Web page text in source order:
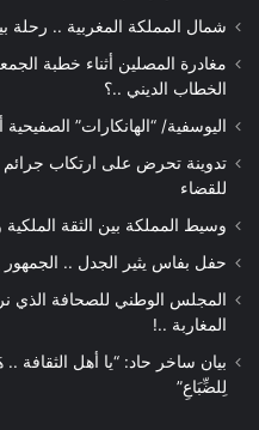
شمال المملكة المغربية .. رحلة
مغادرة المصلين أثناء خطبة
الخطاب الديني ..؟
اليوسفية/ “الهانكارات” الصفيحية
تدوينة تحرض على ارتكاب جرائم
للقضاء
وسيط المملكة بين الثقة الملكية
حفل بفاس يثير الجدل ..
المجلس الوطني للصحافة الذي
المغاربة ..!
بيان ساخر حاد: “يا أهل الثقافة ..
لِلضِّبَاعِ”